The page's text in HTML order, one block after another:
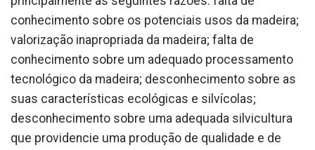
conhecimento sobre os potenciais usos da madeira;
valorização inapropriada da madeira; falta de
conhecimento sobre um adequado processamento
tecnológico da madeira; desconhecimento sobre as
suas características ecológicas e silvícolas;
desconhecimento sobre uma adequada silvicultura
que providencie uma produção de qualidade e de